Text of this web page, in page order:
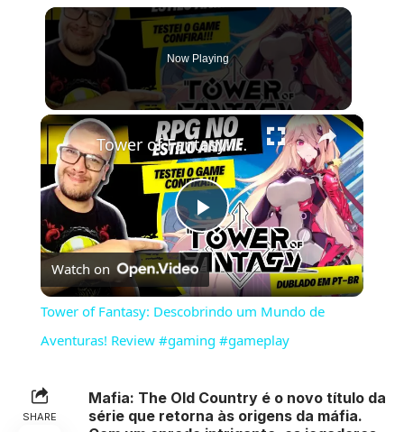
Now Playing
×
Play
Video
Tower of Fantasy: Descobrindo um Mundo de Aventuras! Review #gaming #gameplay
Watch on
Tower of Fantasy: Descobrindo um Mundo de
Aventuras! Review #gaming #gameplay
SHARE
Mafia: The Old Country é o novo título da
série que retorna às origens da máfia.